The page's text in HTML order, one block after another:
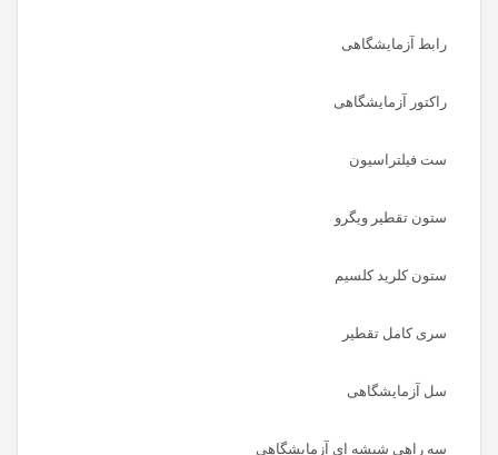
رابط آزمایشگاهی
راکتور آزمایشگاهی
ست فیلتراسیون
ستون تقطیر ویگرو
ستون کلرید کلسیم
سری کامل تقطیر
سل آزمایشگاهی
سه راهی شیشه ای آزمایشگاهی